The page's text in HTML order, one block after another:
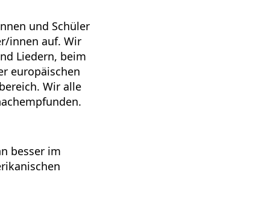
und Schüler
innen auf. Wir
Liedern, beim
europäischen
Wir alle
besser im